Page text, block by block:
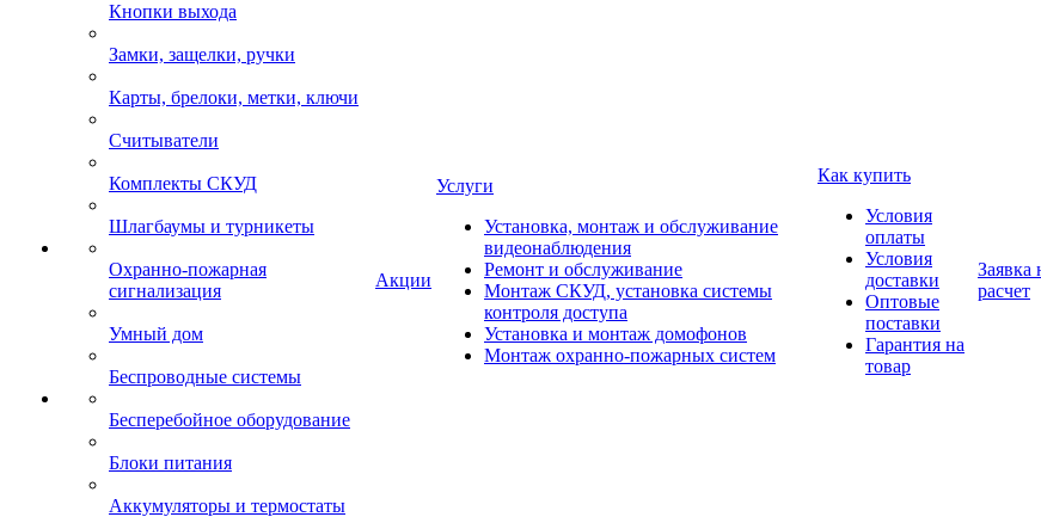
Кнопки выхода
Замки, защелки, ручки
Карты, брелоки, метки, ключи
Считыватели
Комплекты СКУД
Шлагбаумы и турникеты
Охранно-пожарная
сигнализация
Умный дом
Беспроводные системы
Бесперебойное оборудование
Блоки питания
Аккумуляторы и термостаты
Акции
Услуги
Установка, монтаж и обслуживание
видеонаблюдения
Ремонт и обслуживание
Монтаж СКУД, установка системы
контроля доступа
Установка и монтаж домофонов
Монтаж охранно-пожарных систем
Как купить
Условия
оплаты
Условия
доставки
Оптовые
поставки
Гарантия на
товар
Заявка
расчет